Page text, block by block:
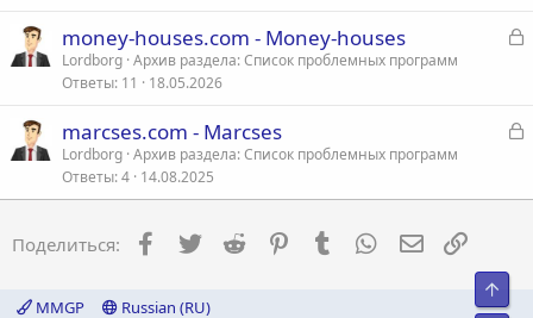
З
money-houses.com - Money-houses
Lordborg Архив раздела: Список проблемных программ
Ответы 11 18.05.2026
З
р
marcses.com - Marcses
Lordborg Архив раздела: Список проблемных программ
Ответы 4 14.08.2025
Поделиться: Facebook
Twitter Reddit PinterestTumblr WhatsApp
MMGP Russian (RU)